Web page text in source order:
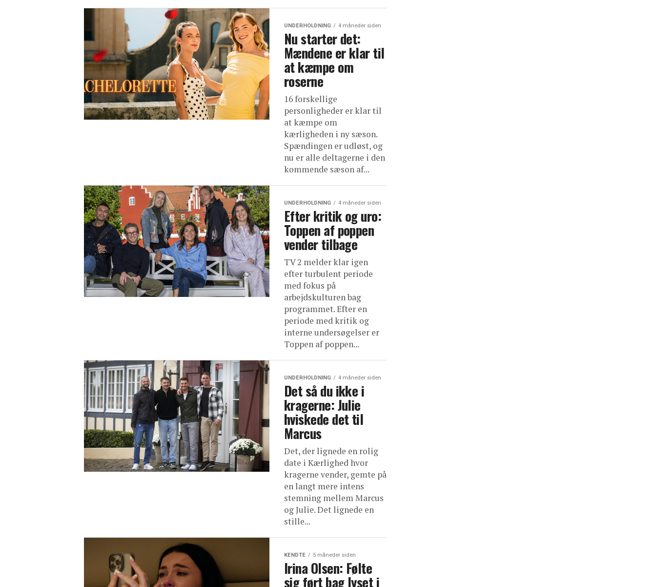
UNDERHOLDNING 4 måneder siden
Nu starter det:
Mændene er klar til
at kæmpe om
roserne
16 forskellige
personligheder er klar til
at kæmpe om
kærligheden i ny sæson.
Spændingen er udløst, og
nu er alle deltagerne i den
kommende sæson af...
UNDERHOLDNING 4 måneder siden
Efter kritik og uro:
Toppen af poppen
vender tilbage
TV 2 melder klar igen
efter turbulent periode
med fokus på
arbejdskulturen bag
programmet. Efter en
periode med kritik og
interne undersøgelser er
Toppen af poppen...
UNDERHOLDNING 4 måneder siden
Det så du ikke i
kragerne: Julie
hviskede det til
Marcus
Det, der lignede en rolig
date i Kærlighed hvor
kragerne vender, gemte på
en langt mere intens
stemning mellem Marcus
og Julie. Det lignede en
stille...
KENDTE 5 måneder siden
Irina Olsen: Følte
sig ført bag lyset i